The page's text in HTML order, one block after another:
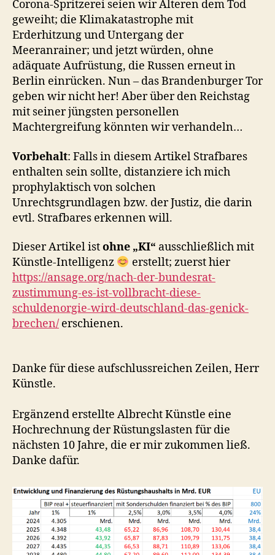
Corona-Spritzerei seien wir Älteren dem Tod
geweiht; die Klimakatastrophe mit
Erderhitzung und Untergang der
Meeranrainer; und jetzt würden, ohne
adäquate Aufrüstung, die Russen erneut in
Berlin einrücken. Nun – das Brandenburger Tor
geben wir nicht her! Aber über den Reichstag
mit seiner jüngsten personellen
Machtergreifung könnten wir verhandeln…
Vorbehalt: Falls in diesem Artikel Strafbares
enthalten sein sollte, distanziere ich mich
prophylaktisch von solchen
Unrechtsgrundlagen bzw. der Justiz, die darin
evtl. Strafbares erkennen will.
Dieser Artikel istohne „KI“ ausschließlich mit
Künstle-Intelligenz
erstellt; zuerst hier
https://ansage.org/nach-der-bundesrat-
zustimmung-es-ist-vollbracht-diese-
schuldenorgie-wird-deutschland-das-genick-
brechen/ erschienen.
Danke für diese aufschlussreichen Zeilen, Herr
Künstle.
Ergänzend erstellte Albrecht Künstle eine
Hochrechnung der Rüstungslasten für die
nächsten 10 Jahre, die er mir zukommen ließ.
Danke dafür.